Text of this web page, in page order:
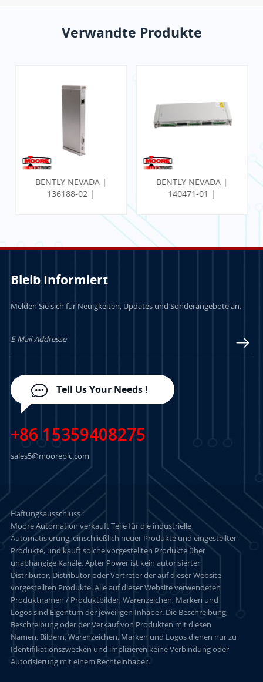
Verwandte Produkte
BENTLY NEVADA |
136188-02 |
Gateway-Ethernet-
BENTLY NEVADA |
140471-01 |
TERMINIERUNG
Bleib Informiert
Melden Sie sich für Neuigkeiten, Updates und Sonderangebote an.
Tell Us Your Needs !
+86 15359408275
sales5@mooreplc.com
Haftungsausschluss :
Moore Automation verkauft Teile für die industrielle
Automatisierung, einschließlich neuer Produkte und eingestellter
Produkte, und kauft solche vorgestellten Produkte über
unabhängige Kanäle. Apter Power ist kein autorisierter
Distributor, Distributor oder Vertreter der auf dieser Website
vorgestellten Produkte. Alle auf dieser Website verwendeten
Produktnamen / Produktbilder, Warenzeichen, Marken und
Logos sind Eigentum der jeweiligen Inhaber. Die Beschreibung,
Beschreibung oder der Verkauf von Produkten mit diesen
Namen, Bildern, Warenzeichen, Marken und Logos dienen nur zu
Identifikationszwecken und implizieren keine Verbindung oder
Autorisierung mit einem Rechteinhaber.